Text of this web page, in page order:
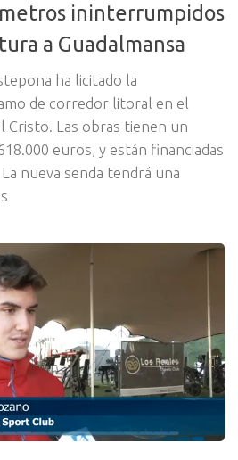
ininterrumpidos
a Guadalmansa
ha licitado la
de corredor litoral en el
Cristo. Las obras tienen un
euros, y están financiadas
nueva senda tendrá una